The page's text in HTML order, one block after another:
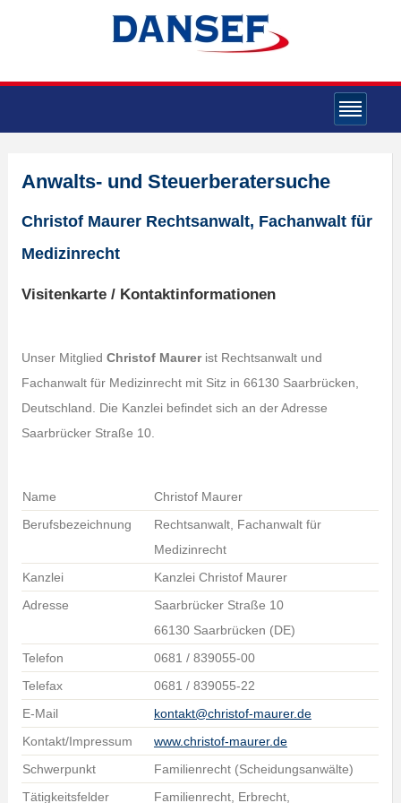
Anwalts- und Steuerberatersuche
Christof Maurer Rechtsanwalt, Fachanwalt für
Medizinrecht
Visitenkarte / Kontaktinformationen
Unser Mitglied Christof Maurerist Rechtsanwalt und
Fachanwalt für Medizinrecht mit Sitz in 66130 Saarbrücken,
Deutschland. Die Kanzlei befindet sich an der Adresse
Saarbrücker Straße 10.
Name
Christof Maurer
Berufsbezeichnung
Rechtsanwalt, Fachanwalt für
Medizinrecht
Kanzlei
Kanzlei Christof Maurer
Adresse
Saarbrücker Straße 10
66130 Saarbrücken (DE)
Telefon
0681 / 839055-00
Telefax
0681 / 839055-22
E-Mail
kontakt@christof-maurer.de
Kontakt/Impressum
www.christof-maurer.de
Schwerpunkt
Familienrecht (Scheidungsanwälte)
Tätigkeitsfelder
Familienrecht, Erbrecht,